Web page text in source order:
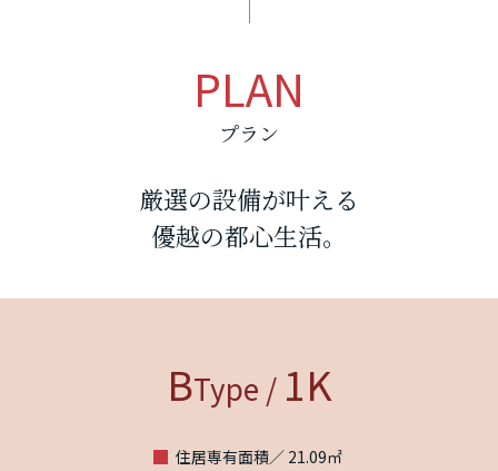
PLAN
プラン
厳選の設備が叶える
優越の都心生活。
BType / 1K
住居専有面積／ 21.09㎡